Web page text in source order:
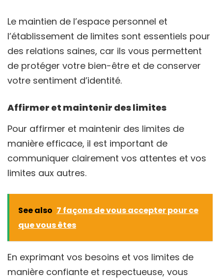
Le maintien de l’espace personnel et
l’établissement de limites sont essentiels pour
des relations saines, car ils vous permettent
de protéger votre bien-être et de conserver
votre sentiment d’identité.
Affirmer et maintenir des limites
Pour affirmer et maintenir des limites de
manière efficace, il est important de
communiquer clairement vos attentes et vos
limites aux autres.
See also 7 façons de vous accepter pour ce
que vous êtes
En exprimant vos besoins et vos limites de
manière confiante et respectueuse, vous